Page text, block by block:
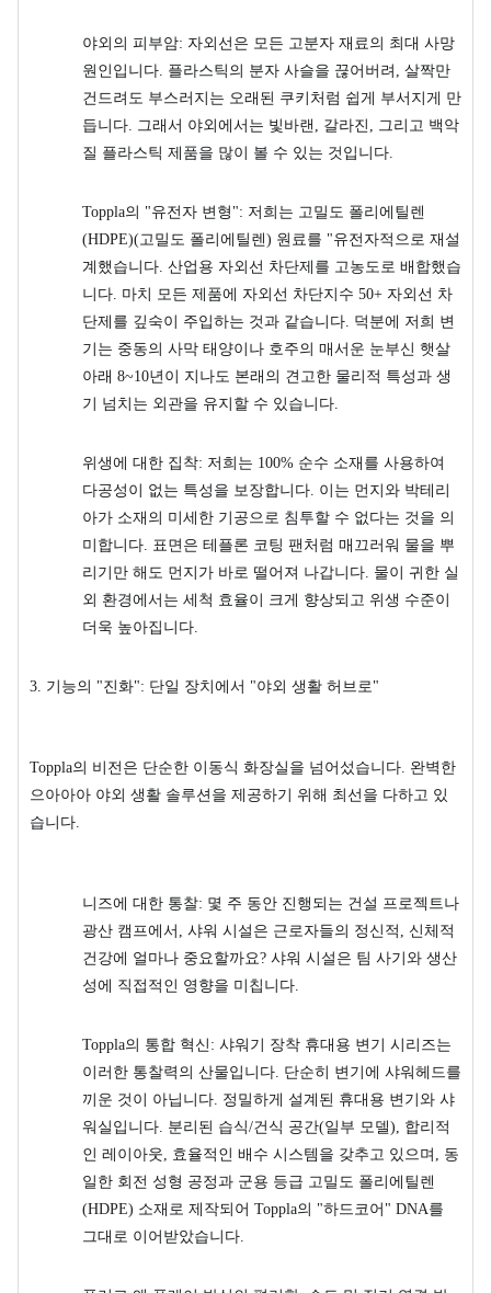
야외의 피부암: 자외선은 모든 고분자 재료의 최대 사망
원인입니다. 플라스틱의 분자 사슬을 끊어버려, 살짝만
건드려도 부스러지는 오래된 쿠키처럼 쉽게 부서지게 만
듭니다. 그래서 야외에서는 빛바랜, 갈라진, 그리고 백악
질 플라스틱 제품을 많이 볼 수 있는 것입니다.
Toppla의 "유전자 변형": 저희는 고밀도 폴리에틸렌
(HDPE)(고밀도 폴리에틸렌) 원료를 "유전자적으로 재설
계했습니다. 산업용 자외선 차단제를 고농도로 배합했습
니다. 마치 모든 제품에 자외선 차단지수 50+ 자외선 차
단제를 깊숙이 주입하는 것과 같습니다. 덕분에 저희 변
기는 중동의 사막 태양이나 호주의 매서운 눈부신 햇살
아래 8~10년이 지나도 본래의 견고한 물리적 특성과 생
기 넘치는 외관을 유지할 수 있습니다.
위생에 대한 집착: 저희는 100% 순수 소재를 사용하여
다공성이 없는 특성을 보장합니다. 이는 먼지와 박테리
아가 소재의 미세한 기공으로 침투할 수 없다는 것을 의
미합니다. 표면은 테플론 코팅 팬처럼 매끄러워 물을 뿌
리기만 해도 먼지가 바로 떨어져 나갑니다. 물이 귀한 실
외 환경에서는 세척 효율이 크게 향상되고 위생 수준이
더욱 높아집니다.
3. 기능의 "진화": 단일 장치에서 "야외 생활 허브로"
Toppla의 비전은 단순한 이동식 화장실을 넘어섰습니다. 완벽한
으아아아 야외 생활 솔루션을 제공하기 위해 최선을 다하고 있
습니다.
니즈에 대한 통찰: 몇 주 동안 진행되는 건설 프로젝트나
광산 캠프에서, 샤워 시설은 근로자들의 정신적, 신체적
건강에 얼마나 중요할까요? 샤워 시설은 팀 사기와 생산
성에 직접적인 영향을 미칩니다.
Toppla의 통합 혁신: 샤워기 장착 휴대용 변기 시리즈는
이러한 통찰력의 산물입니다. 단순히 변기에 샤워헤드를
끼운 것이 아닙니다. 정밀하게 설계된 휴대용 변기와 샤
워실입니다. 분리된 습식/건식 공간(일부 모델), 합리적
인 레이아웃, 효율적인 배수 시스템을 갖추고 있으며, 동
일한 회전 성형 공정과 군용 등급 고밀도 폴리에틸렌
(HDPE) 소재로 제작되어 Toppla의 "하드코어" DNA를
그대로 이어받았습니다.